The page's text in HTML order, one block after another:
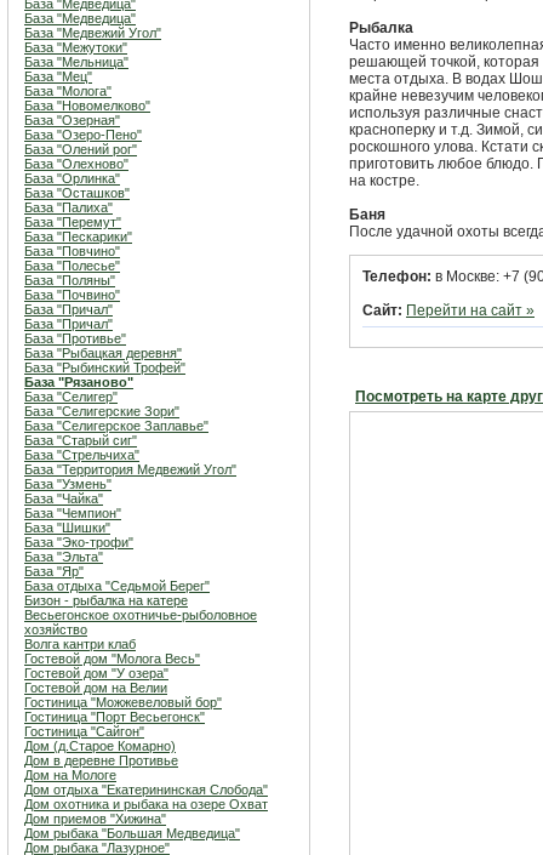
База "Медведица"
База "Медведица"
База "Медвежий Угол"
База "Межутоки"
База "Мельница"
База "Мец"
База "Молога"
База "Новомелково"
База "Озерная"
База "Озеро-Пено"
База "Олений рог"
База "Олехново"
База "Орлинка"
База "Осташков"
База "Палиха"
База "Перемут"
База "Пескарики"
База "Повчино"
База "Полесье"
База "Поляны"
База "Почвино"
База "Причал"
База "Причал"
База "Противье"
База "Рыбацкая деревня"
База "Рыбинский Трофей"
База "Рязаново"
База "Селигер"
База "Селигерские Зори"
База "Селигерское Заплавье"
База "Старый сиг"
База "Стрельчиха"
База "Территория Медвежий Угол"
База "Узмень"
База "Чайка"
База "Чемпион"
База "Шишки"
База "Эко-трофи"
База "Эльта"
База "Яр"
База отдыха "Седьмой Берег"
Бизон - рыбалка на катере
Весьегонское охотничье-рыболовное
хозяйство
Волга кантри клаб
Гостевой дом "Молога Весь"
Гостевой дом "У озера"
Гостевой дом на Велии
Гостиница "Можжевеловый бор"
Гостиница "Порт Весьегонск"
Гостиница "Сайгон"
Дом (д.Старое Комарно)
Дом в деревне Противье
Дом на Мологе
Дом отдыха "Екатерининская Слобода"
Дом охотника и рыбака на озере Охват
Дом приемов "Хижина"
Дом рыбака "Большая Медведица"
Дом рыбака "Лазурное"
Рыбалка
Часто именно
решающей точкой, которая
места отдыха. В водах
крайне невезучим
используя различные
красноперку и т.д. Зимой,
роскошного улова. Кстати
приготовить любое блюдо.
на костре.
Баня
После удачной охоты
Телефон: в Москве: +7
Сайт: Перейти на сайт »
Посмотреть на карте